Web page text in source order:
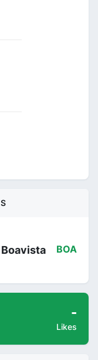
BOA
-
Likes